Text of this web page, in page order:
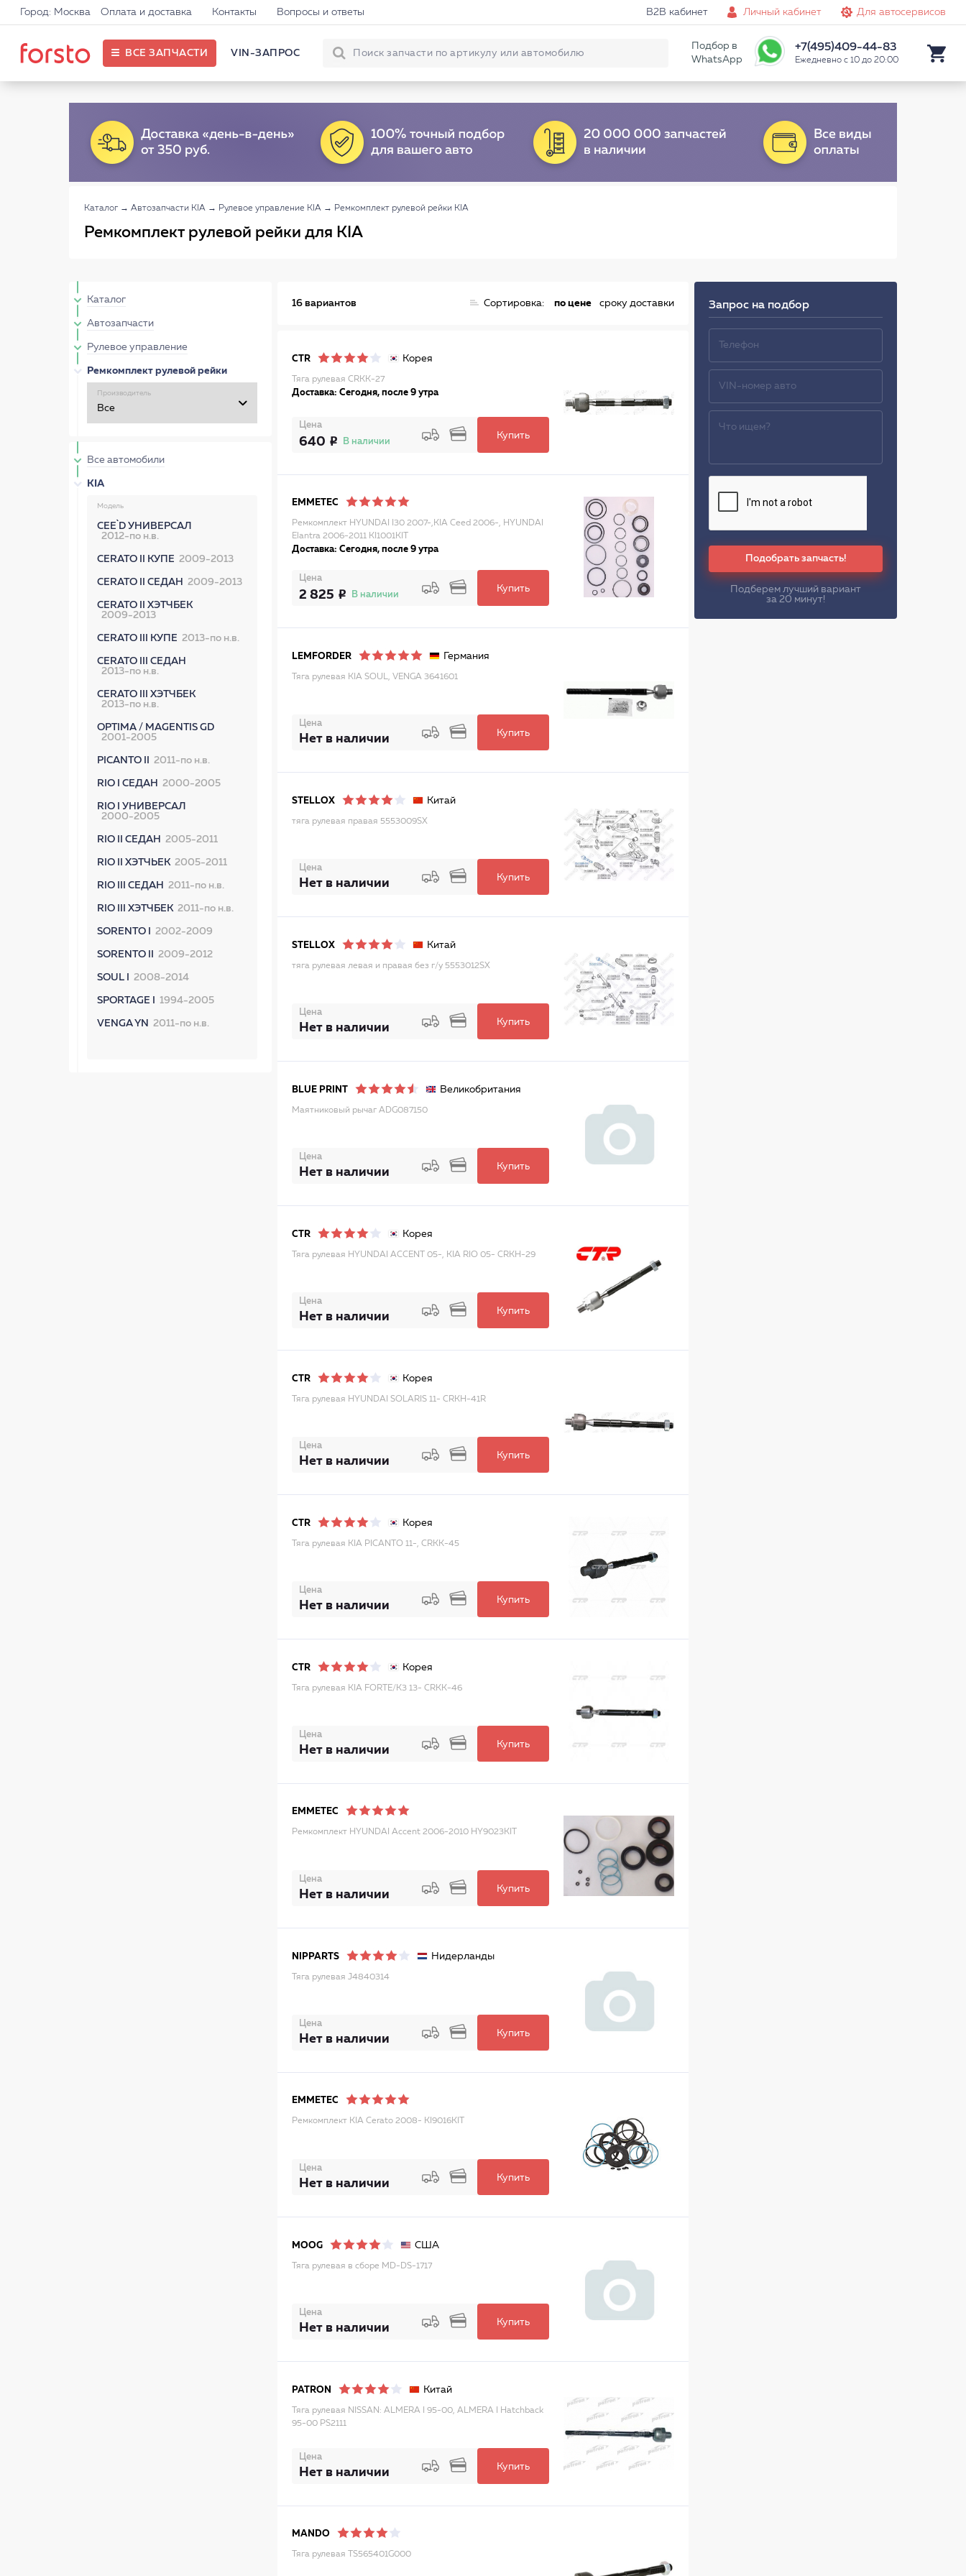
Город: Москва Оплата и доставка Контакты Вопросы и ответы B2B кабинет Личный кабинет Для автосервисов
ВСЕ ЗАПЧАСТИ VIN-ЗАПРОС
Подбор в
WhatsApp
+7(495)409-44-83
Ежедневно с 10 до 20:00
Каталог → Автозапчасти KIA → Рулевое управление KIA → Ремкомплект рулевой рейки KIA
Ремкомплект рулевой рейки для KIA
Каталог
Автозапчасти
Рулевое управление
Ремкомплект рулевой рейки
Производитель
Все автомобили
KIA
Модель
CEE`D УНИВЕРСАЛ
2012-по н.в.
CERATO II КУПЕ 2009-2013
CERATO II СЕДАН 2009-2013
CERATO II ХЭТЧБЕК
2009-2013
CERATO III КУПЕ 2013-по н.в.
CERATO III СЕДАН
2013-по н.в.
CERATO III ХЭТЧБЕК
2013-по н.в.
OPTIMA / MAGENTIS GD
2001-2005
PICANTO II 2011-по н.в.
RIO I СЕДАН 2000-2005
RIO I УНИВЕРСАЛ
2000-2005
RIO II СЕДАН 2005-2011
RIO II ХЭТЧЬЕК 2005-2011
RIO III СЕДАН 2011-по н.в.
RIO III ХЭТЧБЕК 2011-по н.в.
SORENTO I 2002-2009
SORENTO II 2009-2012
SOUL I 2008-2014
SPORTAGE I 1994-2005
VENGA YN 2011-по н.в.
16 вариантов Сортировка: по цене сроку доставки
CTR Корея
Тяга рулевая CRKK-27
Доставка: Сегодня, после 9 утра
Цена
640 В наличии
Купить
EMMETEC
Ремкомплект HYUNDAI I30 2007-,KIA Ceed 2006-, HYUNDAI
Elantra 2006-2011 KI1001KIT
Доставка: Сегодня, после 9 утра
Цена
2 825 В наличии
Купить
LEMFORDER Германия
Тяга рулевая KIA SOUL, VENGA 3641601
Цена
Нет в наличии Купить
STELLOX Китай
тяга рулевая правая 5553009SX
Цена
Нет в наличии Купить
STELLOX Китай
тяга рулевая левая и правая без г/у 5553012SX
Цена
Нет в наличии Купить
BLUE PRINT Великобритания
Маятниковый рычаг ADG087150
Цена
Нет в наличии Купить
CTR Корея
Тяга рулевая HYUNDAI ACCENT 05-, KIA RIO 05- CRKH-29
Цена
Нет в наличии Купить
CTR Корея
Тяга рулевая HYUNDAI SOLARIS 11- CRKH-41R
Цена
Нет в наличии Купить
CTR Корея
Тяга рулевая KIA PICANTO 11-, CRKK-45
Цена
Нет в наличии Купить
CTR Корея
Тяга рулевая KIA FORTE/K3 13- CRKK-46
Цена
Нет в наличии Купить
EMMETEC
Ремкомплект HYUNDAI Accent 2006-2010 HY9023KIT
Цена
Нет в наличии Купить
NIPPARTS Нидерланды
Тяга рулевая J4840314
Цена
Нет в наличии Купить
EMMETEC
Ремкомплект KIA Cerato 2008- KI9016KIT
Цена
Нет в наличии Купить
MOOG США
Тяга рулевая в сборе MD-DS-1717
Цена
Нет в наличии Купить
PATRON Китай
Тяга рулевая NISSAN: ALMERA I 95-00, ALMERA I Hatchback
95-00 PS2111
Цена
Нет в наличии Купить
MANDO
Тяга рулевая TS565401G000
Запрос на подбор
Подобрать запчасть!
Подберем лучший вариант
за 20 минут!